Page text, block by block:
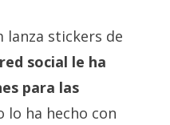
lanza stickers de
social le ha
para las
lo ha hecho con